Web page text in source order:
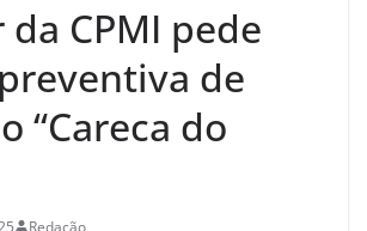
da CPMI pede
de
“Careca do
Redação